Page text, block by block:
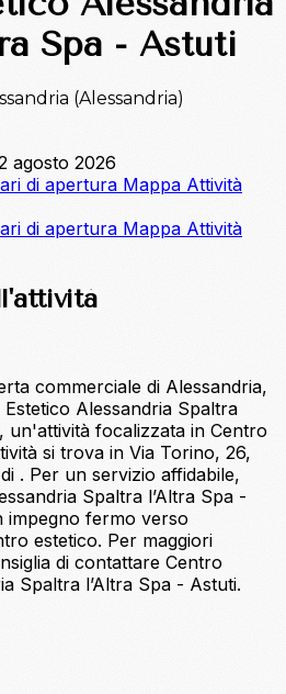
Spa - Astuti
(Alessandria)
agosto 2026
di apertura Mappa Attività
di apertura Mappa Attività
commerciale di Alessandria,
Alessandria Spaltra
un'attività focalizzata in Centro
si trova in Via Torino, 26,
. Per un servizio affidabile,
Spaltra l’Altra Spa -
impegno fermo verso
estetico. Per maggiori
di contattare Centro
Spaltra l’Altra Spa - Astuti.